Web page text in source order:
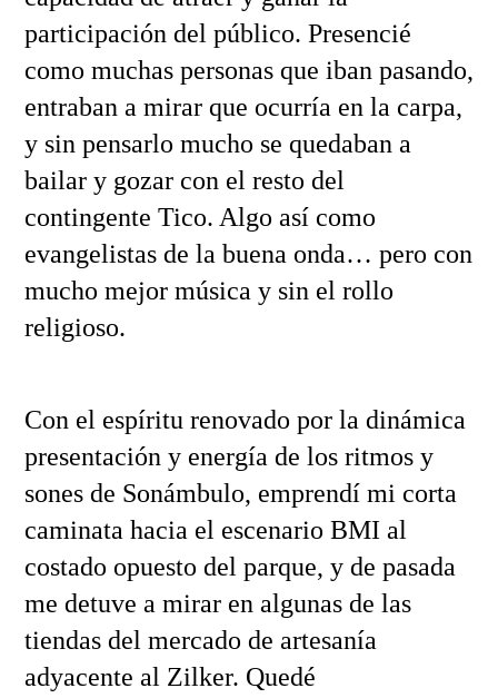
participación del público. Presencié
como muchas personas que iban pasando,
entraban a mirar que ocurría en la carpa,
y sin pensarlo mucho se quedaban a
bailar y gozar con el resto del
contingente Tico. Algo así como
evangelistas de la buena onda… pero con
mucho mejor música y sin el rollo
religioso.
Con el espíritu renovado por la dinámica
presentación y energía de los ritmos y
sones de Sonámbulo, emprendí mi corta
caminata hacia el escenario BMI al
costado opuesto del parque, y de pasada
me detuve a mirar en algunas de las
tiendas del mercado de artesanía
adyacente al Zilker. Quedé